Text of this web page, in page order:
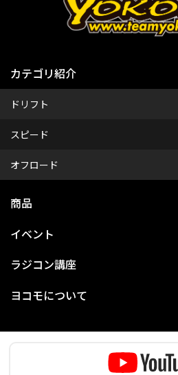
カテゴリ紹介
ドリフト
スピード
オフロード
商品
イベント
ラジコン講座
ヨコモについて